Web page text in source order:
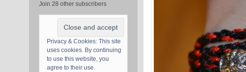
Join 28 other subscribers
Privacy & Cookies: This site
uses cookies. By continuing
to use this website, you
agree to their use.